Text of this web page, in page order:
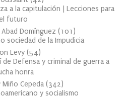
a la capitulación | Lecciones para
el futuro
Domínguez (101 )
sociedad de la Impudicia
Levy (54)
Defensa y criminal de guerra a
honra
Miño Cepeda (342)
y socialismo